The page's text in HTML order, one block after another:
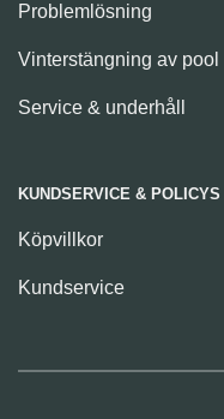
Problemlösning
Vinterstängning av pool
Service & underhåll
KUNDSERVICE & POLICYS
Köpvillkor
Kundservice